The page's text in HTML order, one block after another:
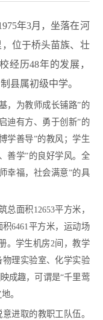
年3月，坐落在河
位于桥头苗族、壮
经历48年的发展，
县属初级中学。
为教师成长铺路”的
迪有方、勇于创新”的
学善导”的教风；学生
善学”的良好学风。全
幸福，社会满意”的具
面积12653平方米，
6461平方米，运动场
。学生机房2间，教学
理实验室、化学实验
成趣，可谓是“千里莺
。
进取的教职工队伍。